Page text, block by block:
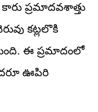
ప్రమాదవశాత్తు
కట్లలొకి
ఈ ప్రమాదంలో
ఊపిరి